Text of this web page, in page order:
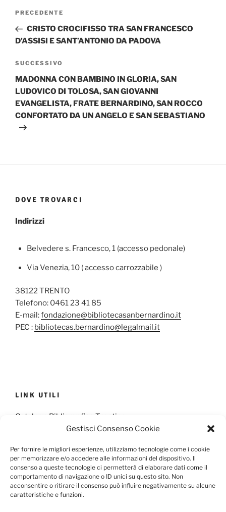
Gestisci Consenso Cookie
Per fornire le migliori esperienze, utilizziamo tecnologie come i cookie
per memorizzare e/o accedere alle informazioni del dispositivo. Il
consenso a queste tecnologie ci permetterà di elaborare dati come il
comportamento di navigazione o ID unici su questo sito. Non
acconsentire o ritirare il consenso può influire negativamente su alcune
caratteristiche e funzioni.
Navigazione
Articolo
precedente:
PRECEDENTE
CRISTO CROCIFISSO TRA SAN FRANCESCO
D’ASSISI E SANT’ANTONIO DA PADOVA
Articolo
successivo
SUCCESSIVO
MADONNA CON BAMBINO IN GLORIA, SAN
LUDOVICO DI TOLOSA, SAN GIOVANNI
EVANGELISTA, FRATE BERNARDINO, SAN ROCCO
CONFORTATO DA UN ANGELO E SAN SEBASTIANO
DOVE TROVARCI
Indirizzi
Belvedere s. Francesco, 1 (accesso pedonale)
Via Venezia, 10 ( accesso carrozzabile )
38122 TRENTO
Telefono: 0461 23 41 85
E-mail:fondazione@bibliotecasanbernardino.it
PEC : bibliotecas.bernardino@legalmail.it
LINK UTILI
Catalogo Bibliografico Trentino
Cookie Policy Privacy Policy